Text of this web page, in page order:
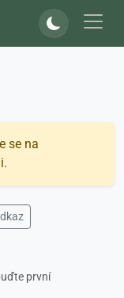
se na
první